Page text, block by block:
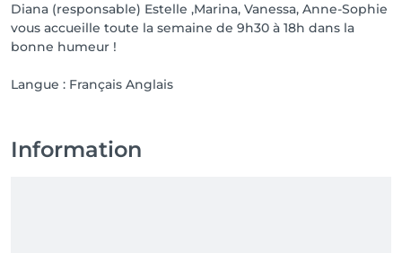
Diana (responsable) Estelle ,Marina, Vanessa, Anne-Sophie
vous accueille toute la semaine de 9h30 à 18h dans la
bonne humeur !
Langue : Français Anglais
Information